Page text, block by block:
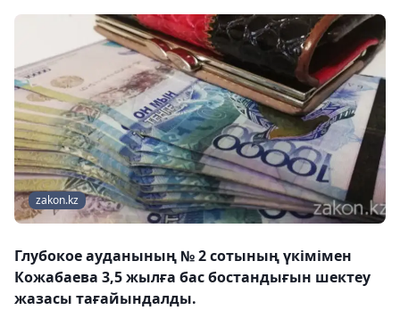
zakon.kz
Глубокое ауданының № 2 сотының үкімімен
Кожабаева 3,5 жылға бас бостандығын шектеу
жазасы тағайындалды.